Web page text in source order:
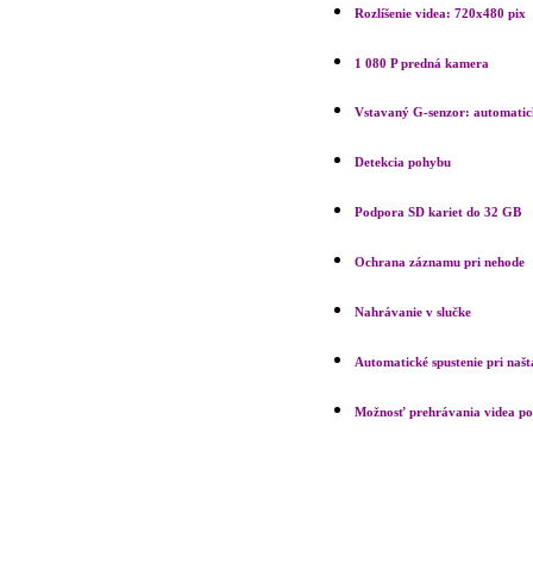
Rozlíšenie videa: 720x480 pix
1 080 P predná kamera
Vstavaný G-senzor:
Detekcia pohybu
Podpora SD kariet do 32 GB
Ochrana záznamu pri nehode
Nahrávanie v slučke
Automatické spustenie pri
Možnosť prehrávania videa